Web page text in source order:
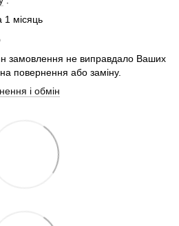
1 місяць
замовлення не виправдало Ваших
повернення або заміну.
і обмін